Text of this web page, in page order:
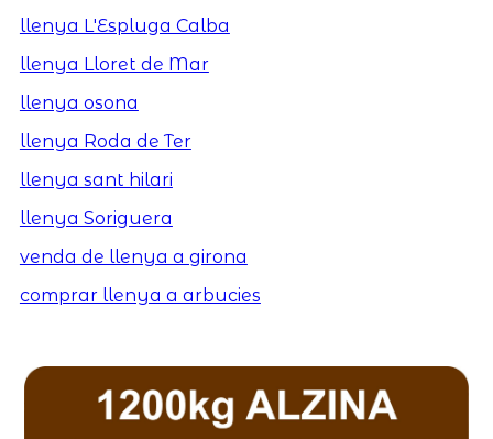
llenya L'Espluga Calba
llenya Lloret de Mar
llenya osona
llenya Roda de Ter
llenya sant hilari
llenya Soriguera
venda de llenya a girona
comprar llenya a arbucies